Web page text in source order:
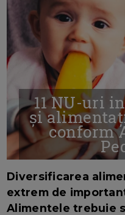
11 NU-uri
și
conform
Diversificarea
extrem de
Alimentele trebuie